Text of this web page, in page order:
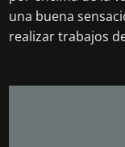
una buena
realizar trabajos